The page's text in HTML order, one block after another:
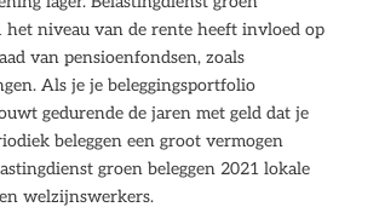
het niveau van de rente heeft invloed op
van pensioenfondsen, zoals
Als je je beleggingsportfolio
gedurende de jaren met geld dat je
beleggen een groot vermogen
groen beleggen 2021 lokale
welzijnswerkers.